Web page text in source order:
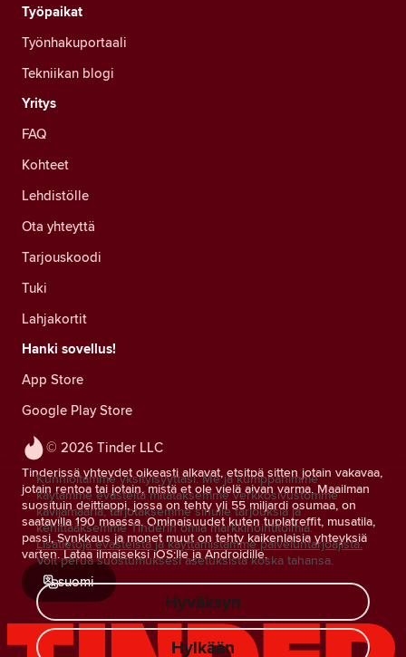
© 2026 Tinder LLC
Tinderissä yhteydet oikeasti alkavat, etsitpä sitten jotain vakavaa,
jotain rentoa tai jotain, mistä et ole vielä aivan varma. Maailman
suosituin deittiappi, jossa on tehty yli 55 miljardi osumaa, on
saatavilla 190 maassa. Ominaisuudet kuten tuplatreffit, musatila,
passi, Synkkaus ja monet muut on tehty kaikenlaisia yhteyksiä
varten. Lataa ilmaiseksi iOS:lle ja Androidille.
suomi
Työpaikat
Työnhakuportaali
Tekniikan blogi
Yritys
FAQ
Kohteet
Lehdistölle
Ota yhteyttä
Tarjouskoodi
Tuki
Lahjakortit
Hanki sovellus!
App Store
Google Play Store
Kunnioitamme yksityisyyttäsi. Me ja kumppanimme
käytämme evästeitä mitataksemme verkkosivustomme
kävijämääriä, tarjotaksemme sinulle tarjouksia ja
kehittääksemme Tinderin omia markkinointitoimia.
Lisätietoja evästeistä ja käyttämistämme palveluntarjoajista.
Voit perua suostumuksesi asetuksista koska tahansa.
Hyväksyn
Hylkään